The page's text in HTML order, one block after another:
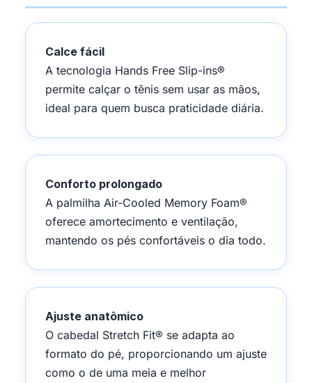
Calce fácil
A tecnologia Hands Free Slip-ins®
permite calçar o tênis sem usar as mãos,
ideal para quem busca praticidade diária.
Conforto prolongado
A palmilha Air-Cooled Memory Foam®
oferece amortecimento e ventilação,
mantendo os pés confortáveis o dia todo.
Ajuste anatômico
O cabedal Stretch Fit® se adapta ao
formato do pé, proporcionando um ajuste
como o de uma meia e melhor